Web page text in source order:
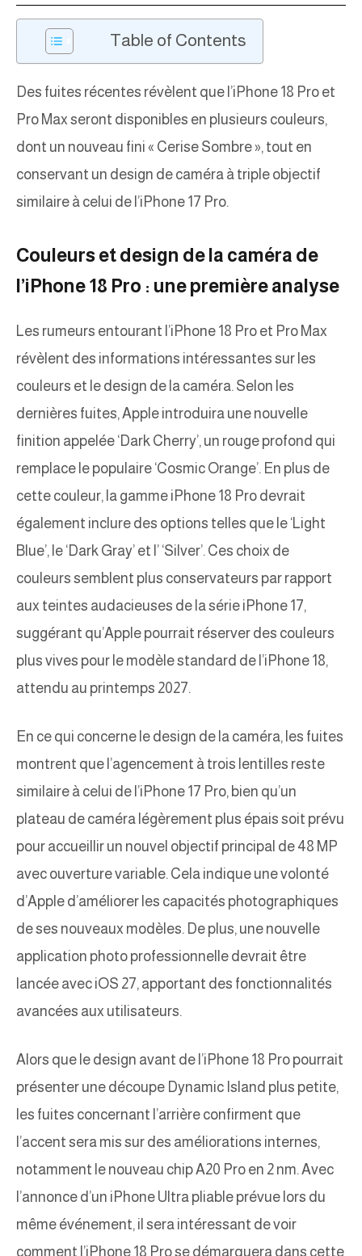
Table of Contents
Des fuites récentes révèlent que l’iPhone 18 Pro et
Pro Max seront disponibles en plusieurs couleurs,
dont un nouveau fini « Cerise Sombre », tout en
conservant un design de caméra à triple objectif
similaire à celui de l’iPhone 17 Pro.
Couleurs et design de la caméra de
l’iPhone 18 Pro : une première analyse
Les rumeurs entourant l’iPhone 18 Pro et Pro Max
révèlent des informations intéressantes sur les
couleurs et le design de la caméra. Selon les
dernières fuites, Apple introduira une nouvelle
finition appelée ‘Dark Cherry’, un rouge profond qui
remplace le populaire ‘Cosmic Orange’. En plus de
cette couleur, la gamme iPhone 18 Pro devrait
également inclure des options telles que le ‘Light
Blue’, le ‘Dark Gray’ et l’ ‘Silver’. Ces choix de
couleurs semblent plus conservateurs par rapport
aux teintes audacieuses de la série iPhone 17,
suggérant qu’Apple pourrait réserver des couleurs
plus vives pour le modèle standard de l’iPhone 18,
attendu au printemps 2027.
En ce qui concerne le design de la caméra, les fuites
montrent que l’agencement à trois lentilles reste
similaire à celui de l’iPhone 17 Pro, bien qu’un
plateau de caméra légèrement plus épais soit prévu
pour accueillir un nouvel objectif principal de 48 MP
avec ouverture variable. Cela indique une volonté
d’Apple d’améliorer les capacités photographiques
de ses nouveaux modèles. De plus, une nouvelle
application photo professionnelle devrait être
lancée avec iOS 27, apportant des fonctionnalités
avancées aux utilisateurs.
Alors que le design avant de l’iPhone 18 Pro pourrait
présenter une découpe Dynamic Island plus petite,
les fuites concernant l’arrière confirment que
l’accent sera mis sur des améliorations internes,
notamment le nouveau chip A20 Pro en 2 nm. Avec
l’annonce d’un iPhone Ultra pliable prévue lors du
même événement, il sera intéressant de voir
comment l’iPhone 18 Pro se démarquera dans cette